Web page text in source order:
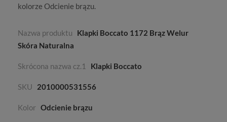
kolorze Odcienie brązu.
Nazwa produktu
Klapki Boccato 1172 Brąz Welur
Skóra Naturalna
Skrócona nazwa cz.1 Klapki Boccato
SKU 2010000531556
Kolor Odcienie brązu